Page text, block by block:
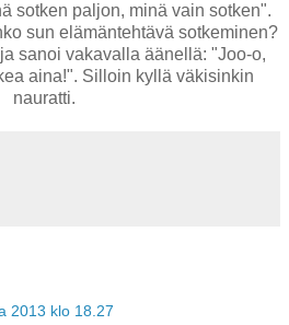
sotken paljon, minä vain sotken".
sun elämäntehtävä sotkeminen?
sanoi vakavalla äänellä: "Joo-o,
aina!". Silloin kyllä väkisinkin
nauratti.
2013 klo 18.27